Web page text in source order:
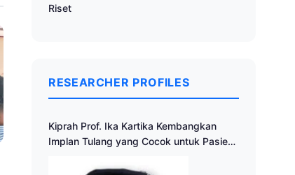
Riset
RESEARCHER PROFILES
Kiprah Prof. Ika Kartika Kembangkan
Implan Tulang yang Cocok untuk Pasien